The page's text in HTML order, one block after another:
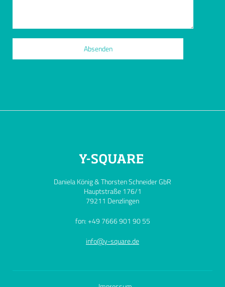
Daniela König & Thorsten Schneider GbR
Hauptstraße 176/1
79211 Denzlingen
fon: +49 7666 901 90 55
info@y-square.de